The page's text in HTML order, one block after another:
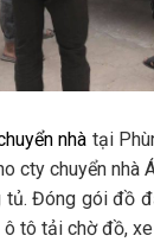
nhà tại
cty chuyển nhà
Đóng gói đồ
tô tải chờ đồ,